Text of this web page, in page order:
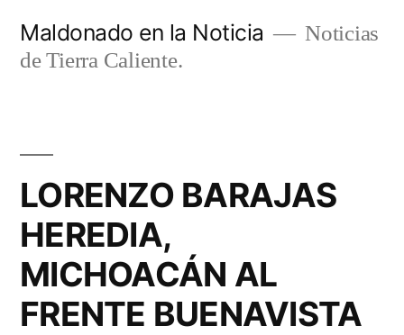
Maldonado en la Noticia
Noticias
de Tierra Caliente.
LORENZO BARAJAS
HEREDIA,
MICHOACÁN AL
FRENTE BUENAVISTA